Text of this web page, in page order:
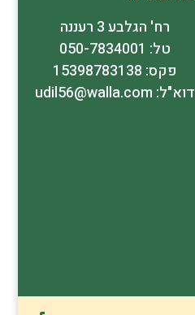
רח' הגלבע 3 רעננה
טל: 050-7834001
פקס: 15398783138
דוא"ל: udil56@walla.com